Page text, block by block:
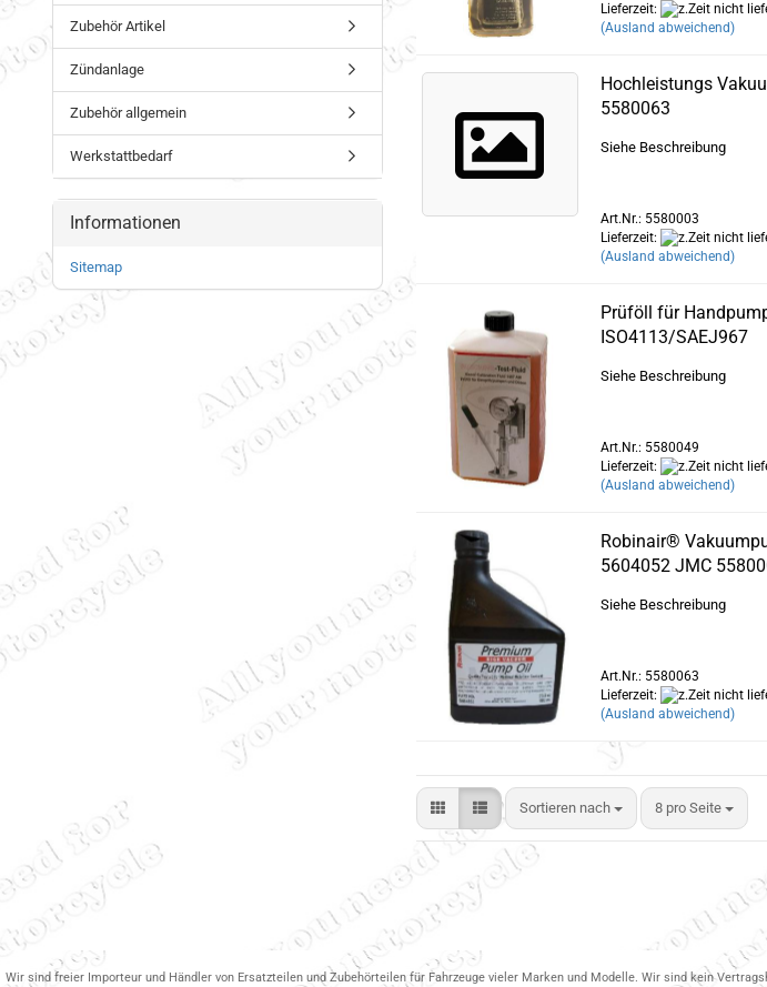
Lieferzeit:
(Ausland abweichend)
Hochleistungs
5580063
Siehe Beschreibung
Art.Nr.: 5580003
Lieferzeit:
(Ausland abweichend)
Prüföll für
ISO4113/SAEJ967
Siehe Beschreibung
Art.Nr.: 5580049
Lieferzeit:
(Ausland abweichend)
Robinair®
5604052 JMC
Siehe Beschreibung
Art.Nr.: 5580063
Lieferzeit:
(Ausland abweichend)
Sortieren nach 8 pro Seite
Zubehör Artikel
Zündanlage
Zubehör allgemein
Werkstattbedarf
Informationen
Sitemap
Wir sind freier Importeur und Händler von Ersatzteilen und Zubehörteilen für Fahrzeuge vieler Marken und Modelle. Wir sind kein